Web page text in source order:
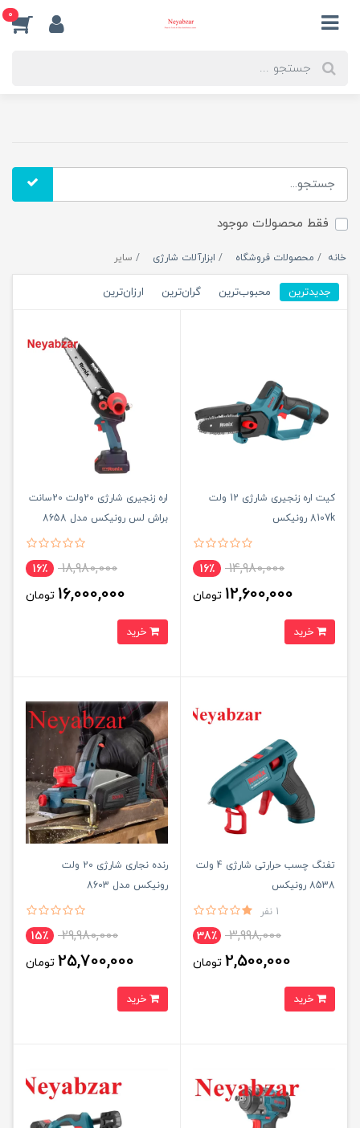
0
فقط محصولات موجود
خانه محصولات فروشگاه ابزارآلات شارژی سایر
جدیدترین محبوب‌ترین گران‌ترین ارزان‌ترین
کیت اره زنجیری شارژی 12 ولت
8107k رونیکس
14,980,000 16٪
12,600,000 تومان
اره زنجیری شارژی 20ولت 20سانت
براش لس رونیکس مدل 8658
18,980,000 16٪
16,000,000 تومان
تفنگ چسب حرارتی شارژی 4 ولت
8538 رونیکس
1 نفر
3,998,000 38٪
2,500,000 تومان
رنده نجاری شارژی 20 ولت
رونیکس مدل 8603
29,980,000 15٪
25,700,000 تومان